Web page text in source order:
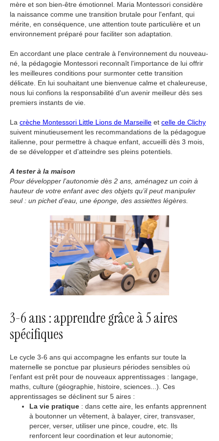
mère et son bien-être émotionnel. Maria Montessori considère
la naissance comme une transition brutale pour l'enfant, qui
mérite, en conséquence, une attention toute particulière et un
environnement préparé pour faciliter son adaptation.
En accordant une place centrale à l'environnement du nouveau-
né, la pédagogie Montessori reconnaît l'importance de lui offrir
les meilleures conditions pour surmonter cette transition
délicate. En lui souhaitant une bienvenue calme et chaleureuse,
nous lui confions la responsabilité d'un avenir meilleur dès ses
premiers instants de vie.
La crèche Montessori Little Lions de Marseille et celle de Clichy
suivent minutieusement les recommandations de la pédagogue
italienne, pour permettre à chaque enfant, accueilli dès 3 mois,
de se développer et d’atteindre ses pleins potentiels.
A tester à la maison
Pour développer l’autonomie dès 2 ans, aménagez un coin à
hauteur de votre enfant avec des objets qu’il peut manipuler
seul : un pichet d’eau, une éponge, des assiettes légères.
3-6 ans : apprendre grâce à 5 aires
spécifiques
Le cycle 3-6 ans qui accompagne les enfants sur toute la
maternelle se ponctue par plusieurs périodes sensibles où
l’enfant est prêt pour de nouveaux apprentissages : langage,
maths, culture (géographie, histoire, sciences...). Ces
apprentissages se déclinent sur 5 aires :
La vie pratique : dans cette aire, les enfants apprennent
à boutonner un vêtement, à balayer, cirer, transvaser,
percer, verser, utiliser une pince, coudre, etc. Ils
renforcent leur coordination et leur autonomie;